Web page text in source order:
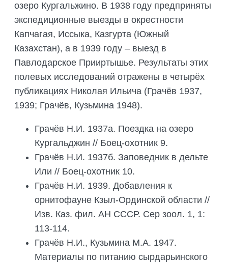
озеро Кургальжино. В 1938 году предприняты
экспедиционные выезды в окрестности
Капчагая, Иссыка, Казгурта (Южный
Казахстан), а в 1939 году – выезд в
Павлодарское Прииртышье. Результаты этих
полевых исследований отражены в четырёх
публикациях Николая Ильича (Грачёв 1937,
1939; Грачёв, Кузьмина 1948).
Грачёв Н.И. 1937а. Поездка на озеро
Кургальджин // Боец-охотник 9.
Грачёв Н.И. 1937б. Заповедник в дельте
Или // Боец-охотник 10.
Грачёв Н.И. 1939. Добавления к
орнитофауне Кзыл-Ординской области //
Изв. Каз. фил. АН СССР. Сер зоол. 1, 1:
113-114.
Грачёв Н.И., Кузьмина М.А. 1947.
Материалы по питанию сырдарьинского